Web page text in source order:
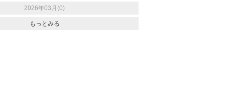
2026年03月(0)
もっとみる